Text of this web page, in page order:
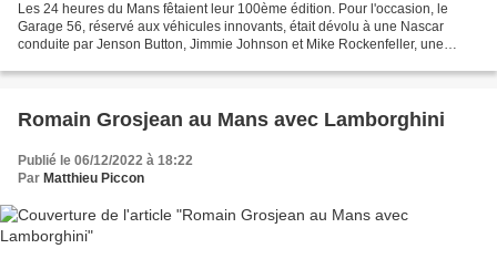
Les 24 heures du Mans fêtaient leur 100ème édition. Pour l'occasion, le
Garage 56, réservé aux véhicules innovants, était dévolu à une Nascar
conduite par Jenson Button, Jimmie Johnson et Mike Rockenfeller, une
Romain Grosjean au Mans avec Lamborghini
Publié le 06/12/2022 à 18:22
Par Matthieu Piccon